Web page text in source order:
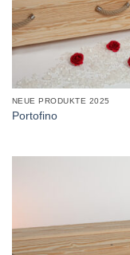
NEUE PRODUKTE 2025
Portofino